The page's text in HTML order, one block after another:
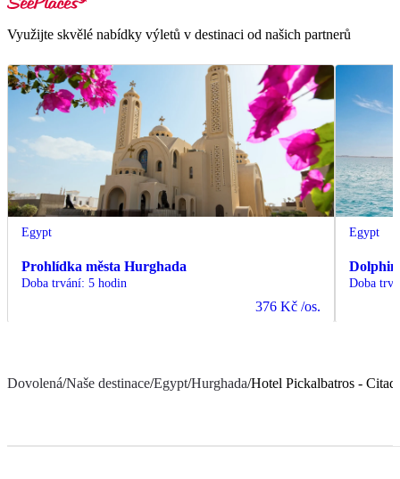
Využijte skvělé nabídky výletů v destinaci od našich partnerů
Egypt
Prohlídka města Hurghada
Doba trvání: 5 hodin
376 Kč /os.
Egypt
Dolphin
Doba
Dovolená/Naše destinace/Egypt/Hurghada/Hotel Pickalbatros -